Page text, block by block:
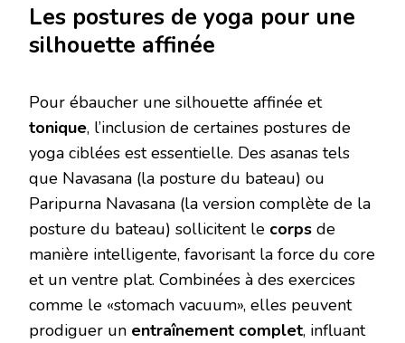
Les postures de yoga pour une
silhouette affinée
Pour ébaucher une silhouette affinée et
tonique, l’inclusion de certaines postures de
yoga ciblées est essentielle. Des asanas tels
que Navasana (la posture du bateau) ou
Paripurna Navasana (la version complète de la
posture du bateau) sollicitent le corps de
manière intelligente, favorisant la force du core
et un ventre plat. Combinées à des exercices
comme le «stomach vacuum», elles peuvent
prodiguer un entraînement complet, influant